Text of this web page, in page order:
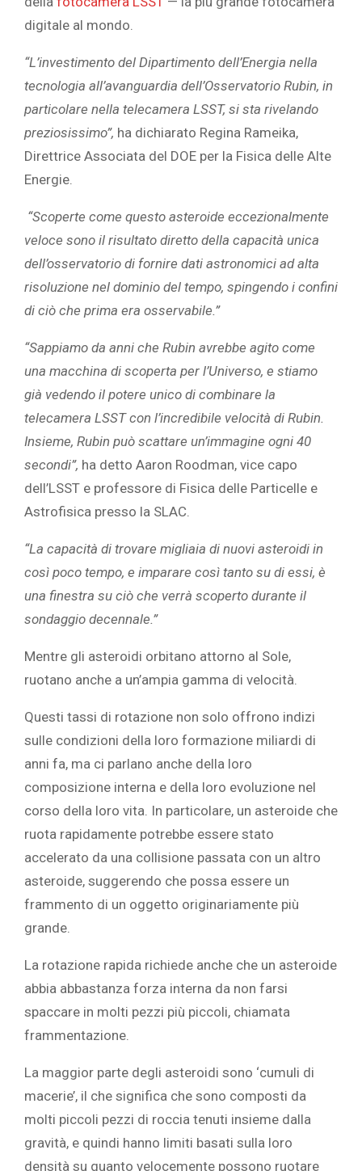
digitale al mondo.
“L’investimento del Dipartimento dell’Energia nella
tecnologia all’avanguardia dell’Osservatorio Rubin, in
particolare nella telecamera LSST, si sta rivelando
preziosissimo”, ha dichiarato Regina Rameika,
Direttrice Associata del DOE per la Fisica delle Alte
Energie.
“Scoperte come questo asteroide eccezionalmente
veloce sono il risultato diretto della capacità unica
dell’osservatorio di fornire dati astronomici ad alta
risoluzione nel dominio del tempo, spingendo i confini
di ciò che prima era osservabile.”
“Sappiamo da anni che Rubin avrebbe agito come
una macchina di scoperta per l’Universo, e stiamo
già vedendo il potere unico di combinare la
telecamera LSST con l’incredibile velocità di Rubin.
Insieme, Rubin può scattare un’immagine ogni 40
secondi”, ha detto Aaron Roodman, vice capo
dell’LSST e professore di Fisica delle Particelle e
Astrofisica presso la SLAC.
“La capacità di trovare migliaia di nuovi asteroidi in
così poco tempo, e imparare così tanto su di essi, è
una finestra su ciò che verrà scoperto durante il
sondaggio decennale.”
Mentre gli asteroidi orbitano attorno al Sole,
ruotano anche a un’ampia gamma di velocità.
Questi tassi di rotazione non solo offrono indizi
sulle condizioni della loro formazione miliardi di
anni fa, ma ci parlano anche della loro
composizione interna e della loro evoluzione nel
corso della loro vita. In particolare, un asteroide che
ruota rapidamente potrebbe essere stato
accelerato da una collisione passata con un altro
asteroide, suggerendo che possa essere un
frammento di un oggetto originariamente più
grande.
La rotazione rapida richiede anche che un asteroide
abbia abbastanza forza interna da non farsi
spaccare in molti pezzi più piccoli, chiamata
frammentazione.
La maggior parte degli asteroidi sono ‘cumuli di
macerie’, il che significa che sono composti da
molti piccoli pezzi di roccia tenuti insieme dalla
gravità, e quindi hanno limiti basati sulla loro
densità su quanto velocemente possono ruotare